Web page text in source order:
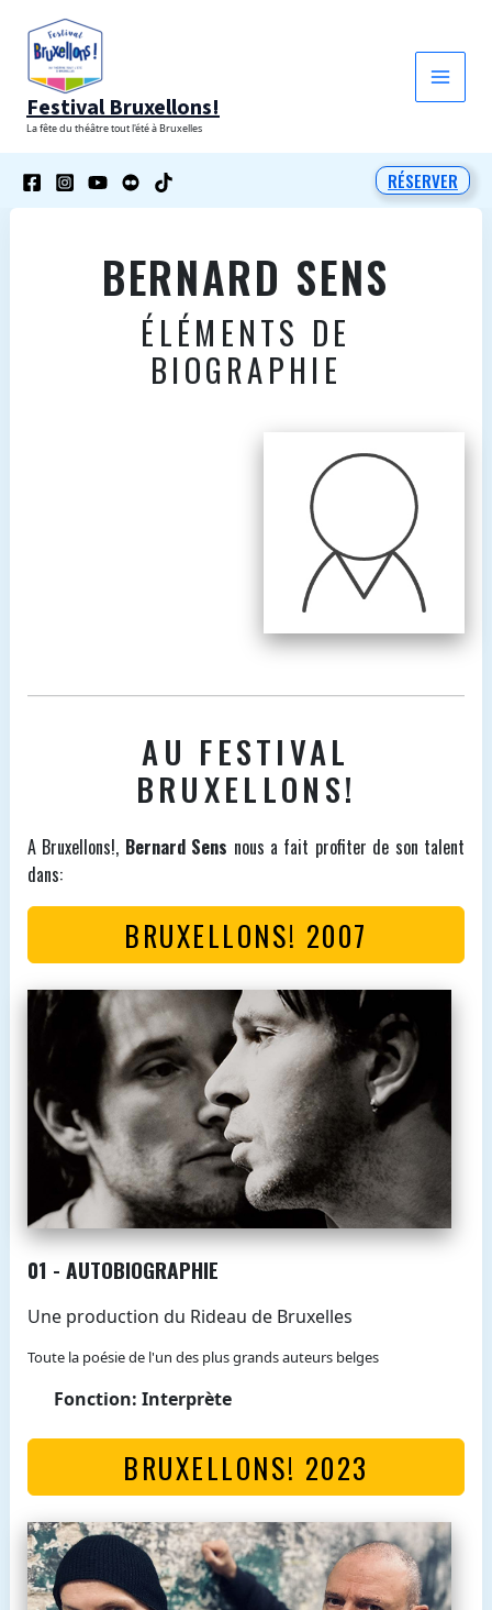
contenu
Festival Bruxellons!
La fête du théâtre tout l'été à Bruxelles
RÉSERVER
BERNARD SENS
ÉLÉMENTS DE
BIOGRAPHIE
AU FESTIVAL
BRUXELLONS!
A Bruxellons!, Bernard Sens nous a fait profiter de son talent
dans:
BRUXELLONS! 2007
01 - AUTOBIOGRAPHIE
Une production du Rideau de Bruxelles
Toute la poésie de l'un des plus grands auteurs belges
Fonction: Interprète
BRUXELLONS! 2023